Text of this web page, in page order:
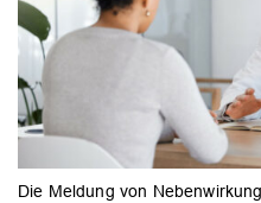
Die Meldung von